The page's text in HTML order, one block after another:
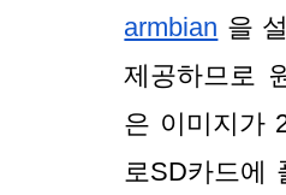
armbian 을
제공하므로
은 이미지가
로SD카드에